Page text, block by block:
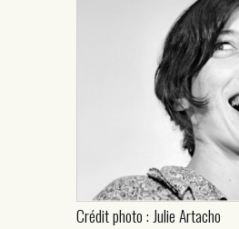
CATALOGUE
AUTEURICES
DROITS / RIGHTS
À PROPOS
Crédit photo : Julie Artacho